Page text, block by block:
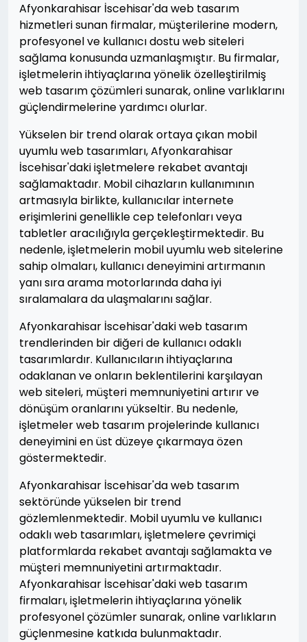
Afyonkarahisar İscehisar'da web tasarım
hizmetleri sunan firmalar, müşterilerine modern,
profesyonel ve kullanıcı dostu web siteleri
sağlama konusunda uzmanlaşmıştır. Bu firmalar,
işletmelerin ihtiyaçlarına yönelik özelleştirilmiş
web tasarım çözümleri sunarak, online varlıklarını
güçlendirmelerine yardımcı olurlar.
Yükselen bir trend olarak ortaya çıkan mobil
uyumlu web tasarımları, Afyonkarahisar
İscehisar'daki işletmelere rekabet avantajı
sağlamaktadır. Mobil cihazların kullanımının
artmasıyla birlikte, kullanıcılar internete
erişimlerini genellikle cep telefonları veya
tabletler aracılığıyla gerçekleştirmektedir. Bu
nedenle, işletmelerin mobil uyumlu web sitelerine
sahip olmaları, kullanıcı deneyimini artırmanın
yanı sıra arama motorlarında daha iyi
sıralamalara da ulaşmalarını sağlar.
Afyonkarahisar İscehisar'daki web tasarım
trendlerinden bir diğeri de kullanıcı odaklı
tasarımlardır. Kullanıcıların ihtiyaçlarına
odaklanan ve onların beklentilerini karşılayan
web siteleri, müşteri memnuniyetini artırır ve
dönüşüm oranlarını yükseltir. Bu nedenle,
işletmeler web tasarım projelerinde kullanıcı
deneyimini en üst düzeye çıkarmaya özen
göstermektedir.
Afyonkarahisar İscehisar'da web tasarım
sektöründe yükselen bir trend
gözlemlenmektedir. Mobil uyumlu ve kullanıcı
odaklı web tasarımları, işletmelere çevrimiçi
platformlarda rekabet avantajı sağlamakta ve
müşteri memnuniyetini artırmaktadır.
Afyonkarahisar İscehisar'daki web tasarım
firmaları, işletmelerin ihtiyaçlarına yönelik
profesyonel çözümler sunarak, online varlıkların
güçlenmesine katkıda bulunmaktadır.